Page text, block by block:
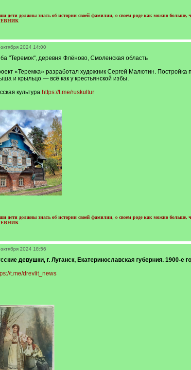
дети должны знать об истории своей фамилии, о своем роде как можно больше,
2024 14:00
"Теремок", деревня Флёново, Смоленская область
«Теремка» разработал художник Сергей Малютин. Постройка
и крыльцо — всё как у крестьянской избы.
культура https://t.me/ruskultur
дети должны знать об истории своей фамилии, о своем роде как можно больше,
2024 18:56
девушки, г. Луганск, Екатеринославская губерния. 1900-е
t.me/drevlit_news